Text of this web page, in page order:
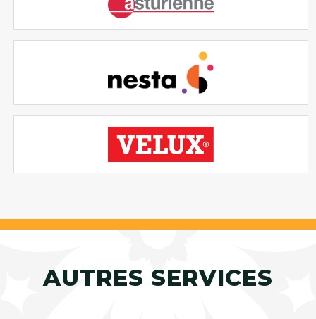
AUTRES SERVICES